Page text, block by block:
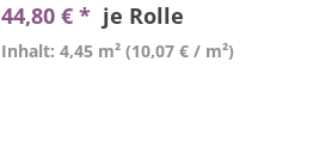
44,80 € * je Rolle
Inhalt: 4,45 m² (10,07 € / m²)